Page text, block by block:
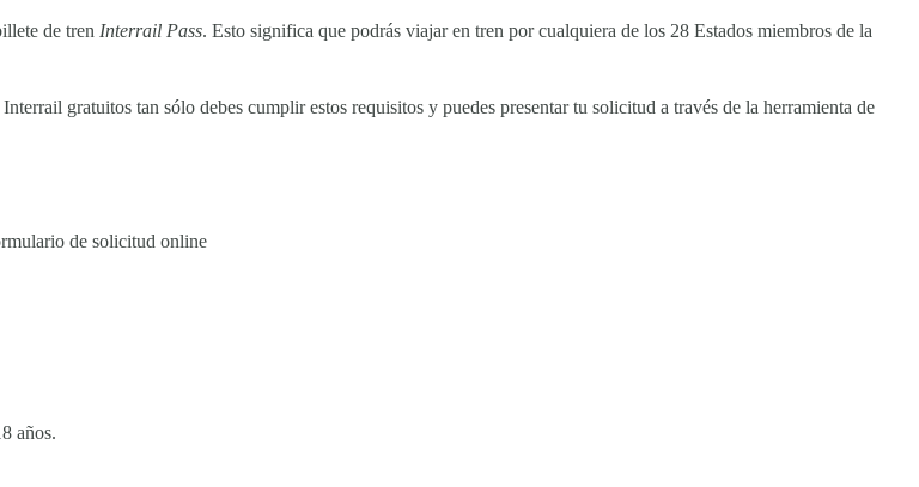
de tren Interrail Pass. Esto significa que podrás viajar en tren por cualquiera de los 28 Estados miembros de la
gratuitos tan sólo debes cumplir estos requisitos y puedes presentar tu solicitud a través de la herramienta de
de solicitud online
años.